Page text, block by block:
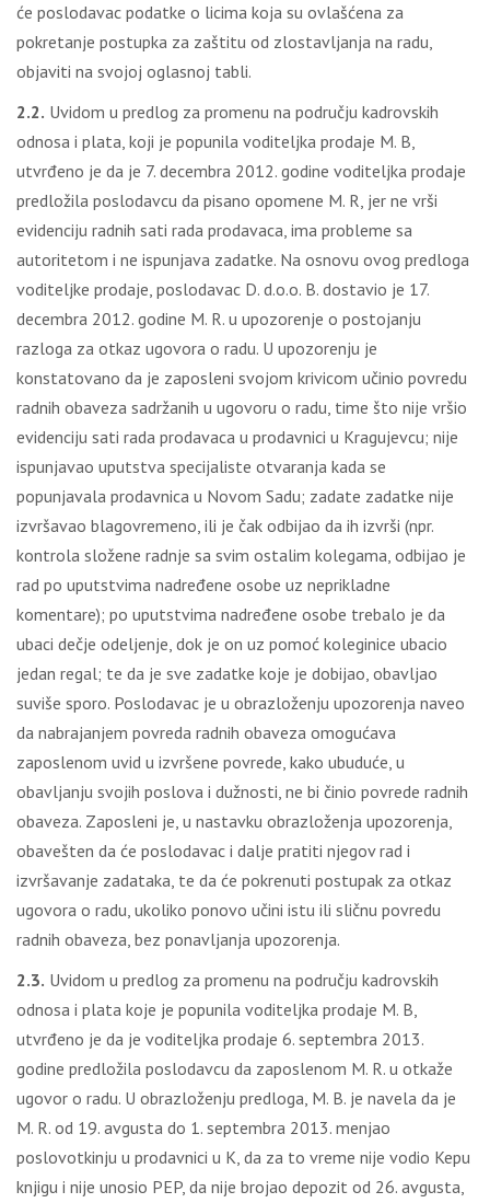
će poslodavac podatke o licima koja su ovlašćena za
pokretanje postupka za zaštitu od zlostavljanja na radu,
objaviti na svojoj oglasnoj tabli.
2.2. Uvidom u predlog za promenu na području kadrovskih
odnosa i plata, koji je popunila voditeljka prodaje M. B,
utvrđeno je da je 7. decembra 2012. godine voditeljka prodaje
predložila poslodavcu da pisano opomene M. R, jer ne vrši
evidenciju radnih sati rada prodavaca, ima probleme sa
autoritetom i ne ispunjava zadatke. Na osnovu ovog predloga
voditeljke prodaje, poslodavac D. d.o.o. B. dostavio je 17.
decembra 2012. godine M. R. u upozorenje o postojanju
razloga za otkaz ugovora o radu. U upozorenju je
konstatovano da je zaposleni svojom krivicom učinio povredu
radnih obaveza sadržanih u ugovoru o radu, time što nije vršio
evidenciju sati rada prodavaca u prodavnici u Kragujevcu; nije
ispunjavao uputstva specijaliste otvaranja kada se
popunjavala prodavnica u Novom Sadu; zadate zadatke nije
izvršavao blagovremeno, ili je čak odbijao da ih izvrši (npr.
kontrola složene radnje sa svim ostalim kolegama, odbijao je
rad po uputstvima nadređene osobe uz neprikladne
komentare); po uputstvima nadređene osobe trebalo je da
ubaci dečje odeljenje, dok je on uz pomoć koleginice ubacio
jedan regal; te da je sve zadatke koje je dobijao, obavljao
suviše sporo. Poslodavac je u obrazloženju upozorenja naveo
da nabrajanjem povreda radnih obaveza omogućava
zaposlenom uvid u izvršene povrede, kako ubuduće, u
obavljanju svojih poslova i dužnosti, ne bi činio povrede radnih
obaveza. Zaposleni je, u nastavku obrazloženja upozorenja,
obavešten da će poslodavac i dalje pratiti njegov rad i
izvršavanje zadataka, te da će pokrenuti postupak za otkaz
ugovora o radu, ukoliko ponovo učini istu ili sličnu povredu
radnih obaveza, bez ponavljanja upozorenja.
2.3. Uvidom u predlog za promenu na području kadrovskih
odnosa i plata koje je popunila voditeljka prodaje M. B,
utvrđeno je da je voditeljka prodaje 6. septembra 2013.
godine predložila poslodavcu da zaposlenom M. R. u otkaže
ugovor o radu. U obrazloženju predloga, M. B. je navela da je
M. R. od 19. avgusta do 1. septembra 2013. menjao
poslovotkinju u prodavnici u K, da za to vreme nije vodio Kepu
knjigu i nije unosio PEP, da nije brojao depozit od 26. avgusta,